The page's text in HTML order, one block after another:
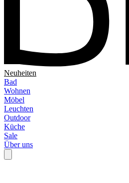
Neuheiten
Bad
Wohnen
Möbel
Leuchten
Outdoor
Küche
Sale
Über uns